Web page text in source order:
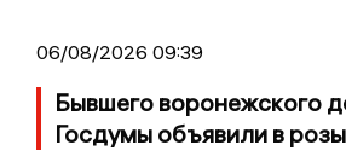
06/08/2026 09:39
Бывшего воронежского
Госдумы объявили в